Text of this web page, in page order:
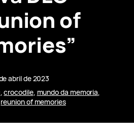
of
abril de 2023
, crocodile, mundo da memoria
reunion of memories